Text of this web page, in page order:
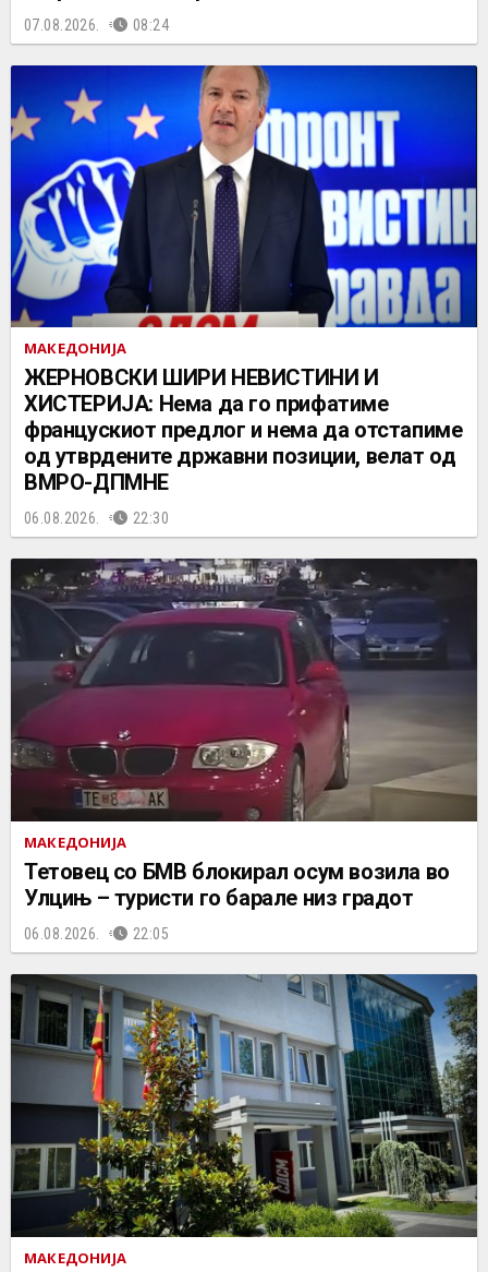
07.08.2026. 08:24
МАКЕДОНИЈА
ЖЕРНОВСКИ ШИРИ НЕВИСТИНИ И
ХИСТЕРИЈА: Нема да го прифатиме
францускиот предлог и нема да отстапиме
од утврдените државни позиции, велат од
ВМРО-ДПМНЕ
06.08.2026. 22:30
МАКЕДОНИЈА
Тетовец со БМВ блокирал осум возила во
Улцињ – туристи го барале низ градот
06.08.2026. 22:05
МАКЕДОНИЈА